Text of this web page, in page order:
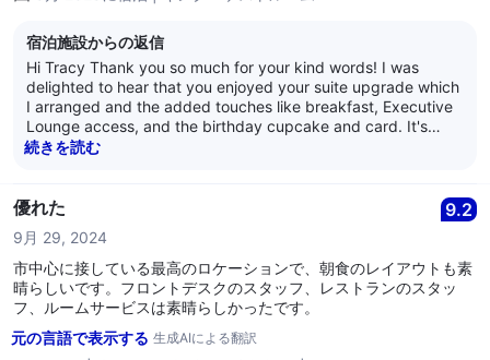
宿泊施設からの返信
Hi Tracy Thank you so much for your kind words! I was
delighted to hear that you enjoyed your suite upgrade which
I arranged and the added touches like breakfast, Executive
Lounge access, and the birthday cupcake and card. It's
wonderful to know you had such an amazing time and we
Rachel.Williams@hilton.com as I would love to get in touch
Relations Manager
続きを読む
優れた 9.2
9月 29, 2024
市中心に接している最高のロケーションで、朝食のレイアウトも素
晴らしいです。フロントデスクのスタッフ、レストランのスタッ
フ、ルームサービスは素晴らしかったです。
元の言語で表示する 生成AIによる翻訳